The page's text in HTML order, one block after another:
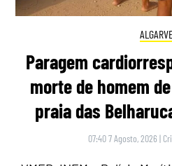
Paragem
morte de homem
praia das
07:40 7 Agosto, 2026 |